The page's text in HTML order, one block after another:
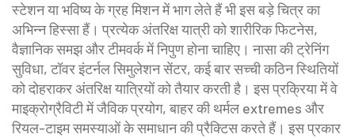
स्टेशन या भविष्य के ग्रह मिशन में भाग लेते हैंभी इस बड़े चित्र का
अभिन्न हिस्सा हैं। प्रत्येक अंतरिक्ष यात्री को शारीरिक फिटनेस,
वैज्ञानिक समझ और टीमवर्क में निपुण होना चाहिए। नासा की ट्रेनिंग
सुविधा, टॉवर इंटर्नल सिमुलेशन सेंटर, कई बार सच्ची कठिन स्थितियों
को दोहराकर अंतरिक्ष यात्रियों को तैयार करती है। इस प्रक्रिया में वे
माइक्रोग्रैविटी में जैविक प्रयोग, बाहर की थर्मल extremes और
रियल-टाइम समस्याओं के समाधान की प्रैक्टिस करते हैं। इस प्रकार